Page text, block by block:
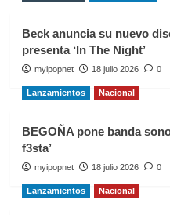
Beck anuncia su nuevo
presenta ‘In The Night’
myipopnet 18 julio 2026 0
Lanzamientos Nacional
BEGOÑA pone banda
f3sta’
myipopnet 18 julio 2026 0
Lanzamientos Nacional